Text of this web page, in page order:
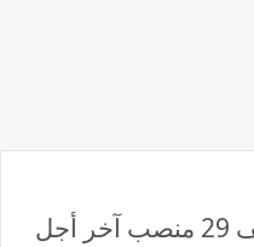
جماعة سلا : مباراة توظيف 29 منصب آخر أجل